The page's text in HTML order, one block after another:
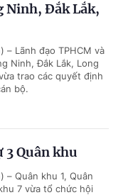
Ninh, Đắk Lắk,
– Lãnh đạo TPHCM và
Ninh, Đắk Lắk, Long
trao các quyết định
bộ.
Quân khu
– Quân khu 1, Quân
7 vừa tổ chức hội